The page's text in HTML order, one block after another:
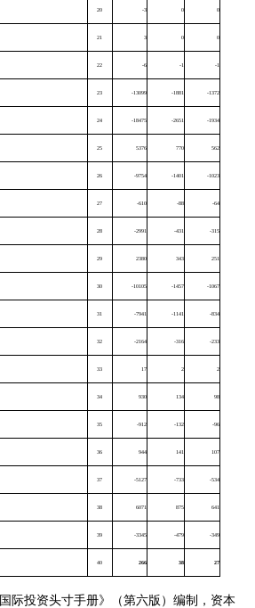
20 -3 0 0
21 3 0 0
22 -6 -1 -1
23 -13099 -1881 -1372
24 -18475 -2651 -1934
25 5376 770 562
26 -9754 -1401 -1023
27 -610 -88 -64
28 -2991 -431 -315
29 2380 343 251
30 -10105 -1457 -1067
31 -7941 -1141 -834
32 -2164 -316 -233
33 17 2 2
34 930 134 98
35 -912 -132 -96
36 944 141 107
37 -5127 -733 -534
38 6071 875 641
39 -3345 -479 -349
40 266 38 27
际投资头寸手册》（第六版）编制，资本